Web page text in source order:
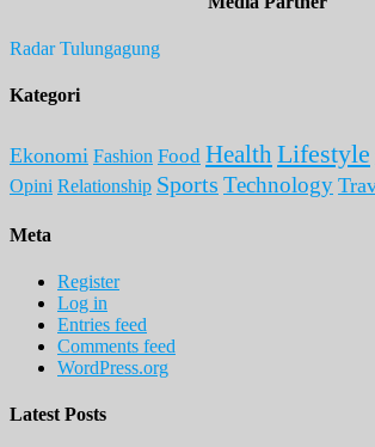
Radar Tulungagung
Kategori
Ekonomi Fashion Food Health Lifestyle
Opini Relationship Sports Technology
Meta
Register
Log in
Entries feed
Comments feed
WordPress.org
Latest Posts